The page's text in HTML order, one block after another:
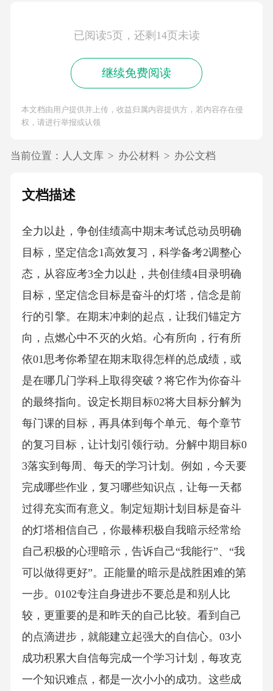
已阅读5页，还剩14页未读
继续免费阅读
本文档由用户提供并上传，收益归属内容提供方，若内容存在侵
权，请进行举报或认领
当前位置： 人人文库 > 办公材料 > 办公文档
文档描述
全力以赴，争创佳绩高中期末考试总动员明确
目标，坚定信念1高效复习，科学备考2调整心
态，从容应考3全力以赴，共创佳绩4目录明确
目标，坚定信念目标是奋斗的灯塔，信念是前
行的引擎。在期末冲刺的起点，让我们锚定方
向，点燃心中不灭的火焰。心有所向，行有所
依01思考你希望在期末取得怎样的总成绩，或
是在哪几门学科上取得突破？将它作为你奋斗
的最终指向。设定长期目标02将大目标分解为
每门课的目标，再具体到每个单元、每个章节
的复习目标，让计划引领行动。分解中期目标0
3落实到每周、每天的学习计划。例如，今天要
完成哪些作业，复习哪些知识点，让每一天都
过得充实而有意义。制定短期计划目标是奋斗
的灯塔相信自己，你最棒积极自我暗示经常给
自己积极的心理暗示，告诉自己“我能行”、“我
可以做得更好”。正能量的暗示是战胜困难的第
一步。0102专注自身进步不要总是和别人比
较，更重要的是和昨天的自己比较。看到自己
的点滴进步，就能建立起强大的自信心。03小
成功积累大自信每完成一个学习计划，每攻克
一个知识难点，都是一次小小的成功。这些成